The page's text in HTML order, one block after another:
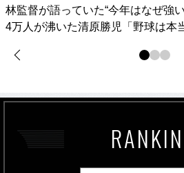
林監督が語っていた“今年はなぜ強
4万人が沸いた清原勝児「野球は本